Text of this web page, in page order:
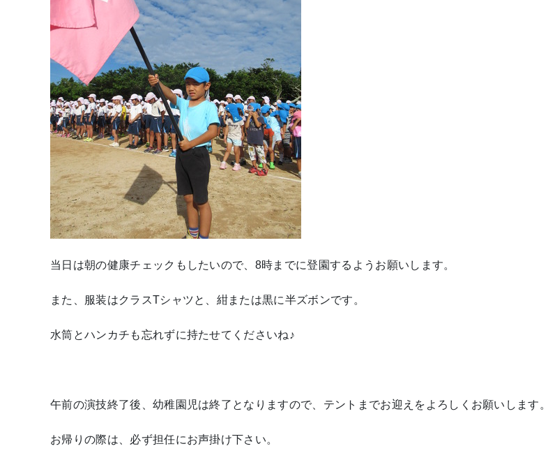
当日は朝の健康チェックもしたいので、8時までに登園するようお願いします。
また、服装はクラスTシャツと、紺または黒に半ズボンです。
水筒とハンカチも忘れずに持たせてくださいね♪
午前の演技終了後、幼稚園児は終了となりますので、テントまでお迎えをよろしくお願いします。
お帰りの際は、必ず担任にお声掛け下さい。